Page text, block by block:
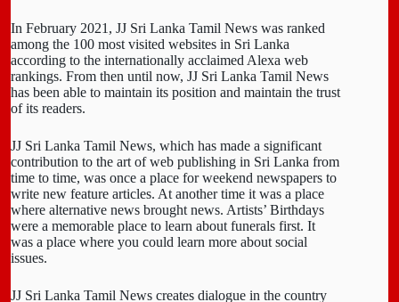
In February 2021, JJ Sri Lanka Tamil News was ranked
among the 100 most visited websites in Sri Lanka
according to the internationally acclaimed Alexa web
rankings. From then until now, JJ Sri Lanka Tamil News
has been able to maintain its position and maintain the trust
of its readers.
JJ Sri Lanka Tamil News, which has made a significant
contribution to the art of web publishing in Sri Lanka from
time to time, was once a place for weekend newspapers to
write new feature articles. At another time it was a place
where alternative news brought news. Artists’ Birthdays
were a memorable place to learn about funerals first. It
was a place where you could learn more about social
issues.
JJ Sri Lanka Tamil News creates dialogue in the country